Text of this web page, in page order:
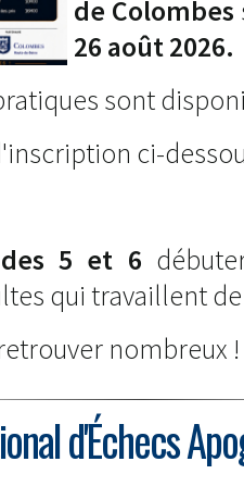
de Colombes
26 août 2026.
sont
ci-
5 et 6
qui travaillent
nombreux !
d'Échecs